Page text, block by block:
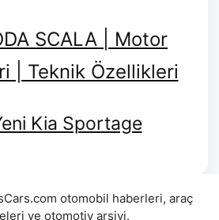
SCALA | Motor
| Teknik Özellikleri
Kia Sportage
otomobil haberleri, araç
ve otomotiv arşivi.